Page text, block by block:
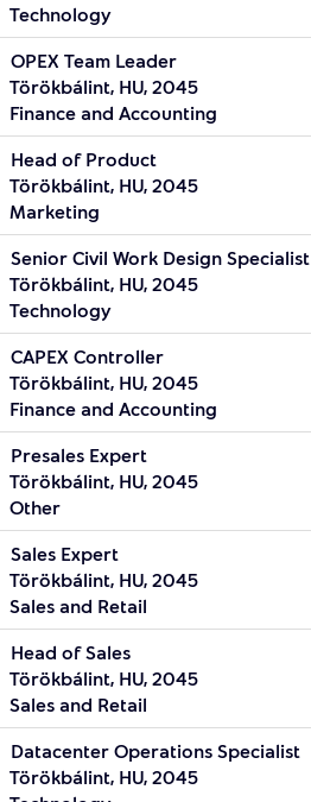
Technology
OPEX Team Leader
Törökbálint, HU, 2045
Finance and Accounting
Head of Product
Törökbálint, HU, 2045
Marketing
Senior Civil Work Design Specialist
Törökbálint, HU, 2045
Technology
CAPEX Controller
Törökbálint, HU, 2045
Finance and Accounting
Presales Expert
Törökbálint, HU, 2045
Other
Sales Expert
Törökbálint, HU, 2045
Sales and Retail
Head of Sales
Törökbálint, HU, 2045
Sales and Retail
Datacenter Operations Specialist
Törökbálint, HU, 2045